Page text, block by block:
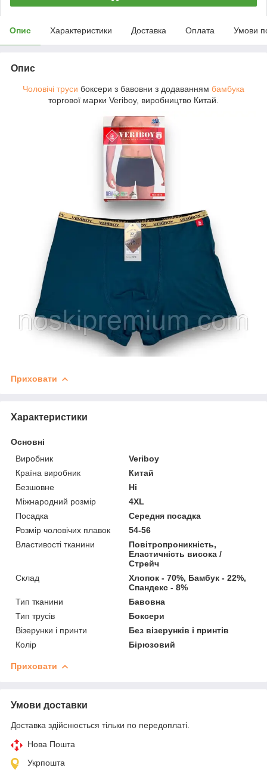
Опис Характеристики Доставка Оплата Умови
Опис
Чоловічі труси боксери з бавовни з додаванням бамбука
торгової марки Veriboy, виробництво Китай.
Приховати
Характеристики
Основні
Виробник
Veriboy
Країна виробник
Китай
Безшовне
Ні
Міжнародний розмір
4XL
Посадка
Середня посадка
Розмір чоловічих плавок
54-56
Властивості тканини
Повітропроникність,
Еластичність висока /
Стрейч
Склад
Хлопок - 70%, Бамбук - 22%,
Спандекс - 8%
Тип тканини
Бавовна
Тип трусів
Боксери
Візерунки і принти
Без візерунків і принтів
Колір
Бірюзовий
Приховати
Умови доставки
Доставка здійснюється тільки по передоплаті.
Нова Пошта
Укрпошта